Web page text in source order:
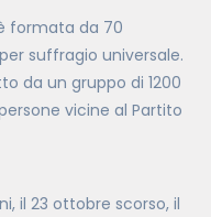
formata da 70
suffragio universale.
da un gruppo di 1200
vicine al Partito
il 23 ottobre scorso, il